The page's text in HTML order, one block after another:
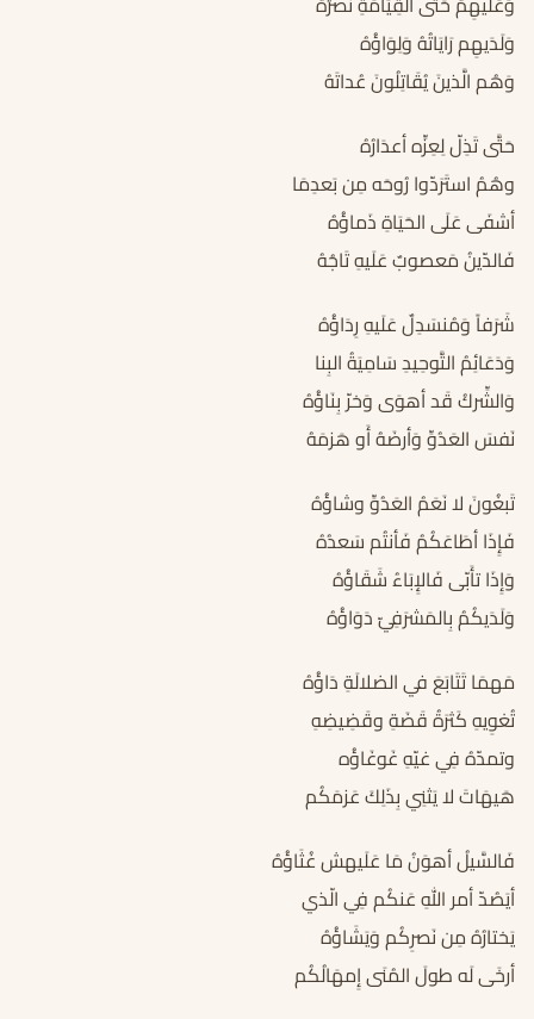
وَلَدَيهِم رَايَاتُهُ وَلِوَاؤُهُ
وَهُم الَّذينَ يُقَاتِلُونَ عُداتَهُ
حَتَّى تَذِلّ لِعِزِّه أعدَارُهُ
وهُمُ استَرَدّوا رُوحَه مِن بَعدِمَا
أشفَى عَلَى الحَيَاةِ ذَماؤُهُ
فَالدّينُ مَعصوبٌ عَلَيهِ تَاجُهُ
شَرَفاً وَمُنسَدِلٌ عَلَيهِ رِدَاؤُهُ
وَدَعَائِمُ التَّوحِيدِ سَامِيَةُ البِنا
وَالشِّركُ قَد أهوَى وَخرّ بِنَاؤُهُ
نَفسَ العَدُوِّ وَأرضَهُ أَو هَزمَهُ
تَبغُونَ لا نَعَمُ العَدُوِّ وشاؤُهُ
فَإِذَا أطَاعَكُمُ فَأنتُم سَعدُهُ
وَإِذَا تأَبّى فَالإِبَاءُ شَقَاؤُهُ
وَلَدَيكُمُ بِالمَشرَفِيّ دَوَاؤُهُ
مَهمَا تَتَابَعَ في الضلالَةِ دَاؤُهُ
تُغوِيهِ كَثرَةُ قَضَةِ وقَضِيضِهِ
وتمدّهُ فِي غيّهِ غَوغَاؤُه
هَيهَاتَ لا يَثنِي بِذَلِكَ عَزمَكُم
فَالسَّيلُ أهوَنُ مَا عَلَيهش غُثَاؤُهُ
أيَصُدّ أمر اللهِ عَنكُم فِي الّذي
يَختارُهُ مِن نَصرِكُم وَيَشَاؤُهُ
أرخَى لَه طولَ المُنَى إِمهَالُكُم